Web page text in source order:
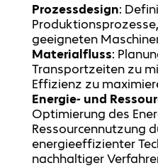
Prozessdesign:
geeigneten
Materialfluss:
Transportzeiten zu
Effizienz zu
Energie- und
Optimierung des
Ressourcennutzung
energieeffizienter
nachhaltiger